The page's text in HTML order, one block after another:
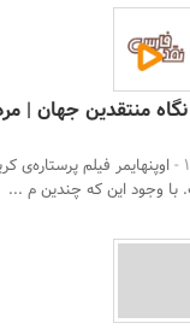
نگاه منتقدین جهان |
اوپنهایمر فیلم پرستاره‌ی
وجود این که چندین م ...